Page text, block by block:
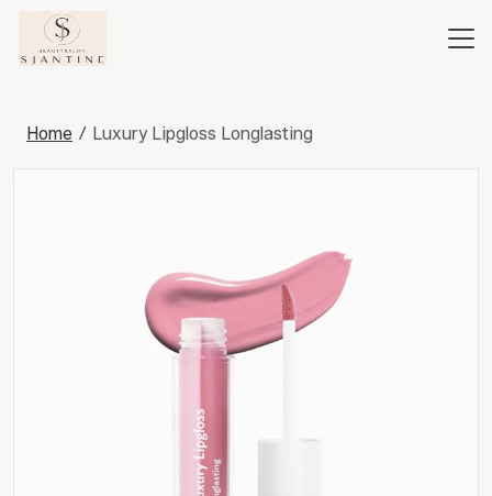
Home Luxury Lipgloss Longlasting